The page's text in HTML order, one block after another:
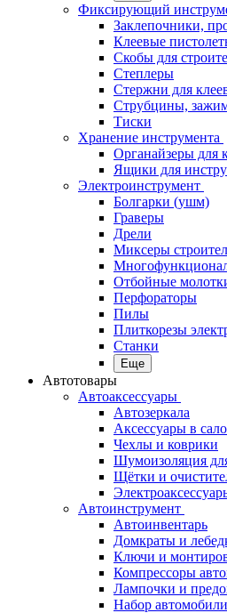
Фиксирующий
Заклепочники,
Клеевые
Скобы для
Степлеры
Стержни для
Струбцины,
Тиски
Хранение инструмента
Органайзеры для
Ящики для
Электроинструмент
Болгарки (ушм)
Граверы
Дрели
Миксеры
Отбойные
Перфораторы
Пилы
Плиткорезы
Станки
Еще
Автотовары
Автоаксессуары
Автозеркала
Аксессуары в
Чехлы и коврики
Шумоизоляция
Щётки и
Автоинструмент
Автоинвентарь
Домкраты и
Ключи и
Компрессоры
Лампочки и
Набор